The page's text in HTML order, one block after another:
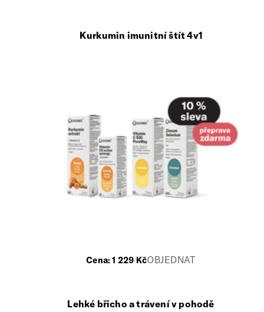
Kurkumin imunitní štít 4v1
Cena:1 229 KčOBJEDNAT
Lehké břicho a trávení v pohodě